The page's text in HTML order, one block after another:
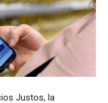
Justos, la